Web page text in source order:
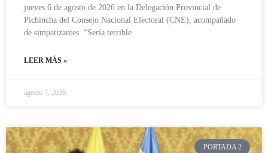
jueves 6 de agosto de 2026 en la Delegación Provincial de
Pichincha del Consejo Nacional Electoral (CNE), acompañado
de simpatizantes. “Sería terrible
LEER MÁS »
agosto 7, 2026
PORTADA 2